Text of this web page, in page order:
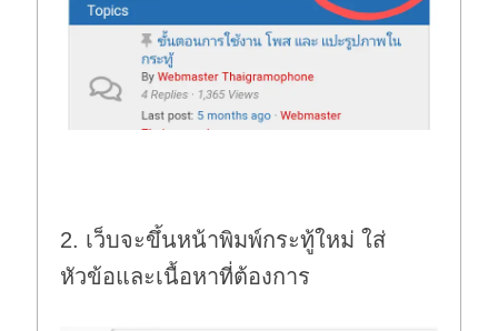
2. เว็บจะขึ้นหน้าพิมพ์กระทู้ใหม่ ใส่
หัวข้อและเนื้อหาที่ต้องการ